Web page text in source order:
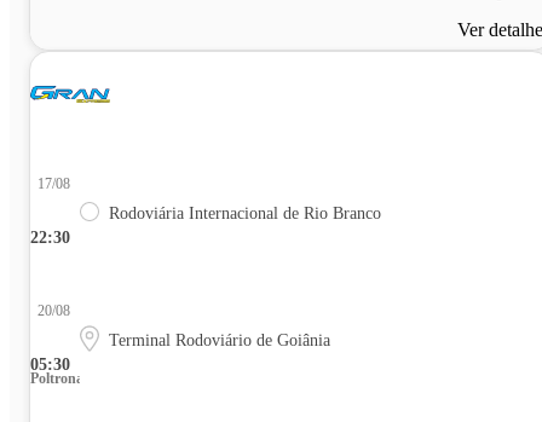
Ver
22:30
17/08
Rodoviária Internacional de Rio Branco
05:30
20/08
Terminal Rodoviário de Goiânia
Poltrona